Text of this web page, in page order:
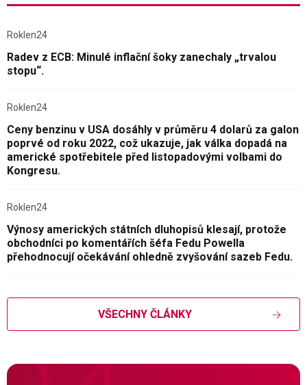
Roklen24
Radev z ECB: Minulé inflační šoky zanechaly „trvalou
stopu“.
Roklen24
Ceny benzinu v USA dosáhly v průměru 4 dolarů za galon
poprvé od roku 2022, což ukazuje, jak válka dopadá na
americké spotřebitele před listopadovými volbami do
Kongresu.
Roklen24
Výnosy amerických státních dluhopisů klesají, protože
obchodníci po komentářích šéfa Fedu Powella
přehodnocují očekávání ohledně zvyšování sazeb Fedu.
VŠECHNY ČLÁNKY